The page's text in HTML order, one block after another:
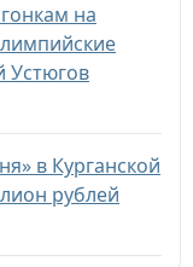
на
Устюгов
в Курганской
рублей